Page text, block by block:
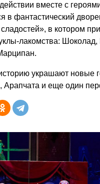
вместе с
в фантастический
в котором
лакомства:
украшают новые
Арапчата и еще один